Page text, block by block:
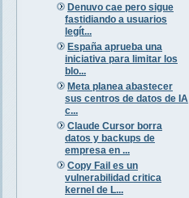
Denuvo cae pero sigue
fastidiando a usuarios
legít...
España aprueba una
iniciativa para limitar los
blo...
Meta planea abastecer
sus centros de datos de IA
c...
Claude Cursor borra
datos y backups de
empresa en ...
Copy Fail es un
vulnerabilidad critica
kernel de L...